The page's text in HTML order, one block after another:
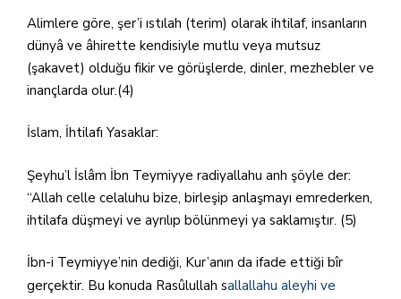
Alimlere göre, şer’i ıstılah (terim) olarak ihtilaf, insanların
dünyâ ve âhirette kendisiyle mutlu veya mutsuz
(şakavet) olduğu fikir ve görüşlerde, dinler, mezhebler ve
inançlarda olur.(4)
İslam, İhtilafı Yasaklar:
Şeyhu’l İslâm İbn Teymiyye radiyallahu anh şöyle der:
“Allah celle celaluhu bize, birleşip anlaşmayı emrederken,
ihtilafa düşmeyi ve ayrılıp bölünmeyi ya saklamıştır. (5)
İbn-i Teymiyye’nin dediği, Kur’anın da ifade ettiği bîr
gerçektir. Bu konuda Rasûlullah sallallahu aleyhi ve